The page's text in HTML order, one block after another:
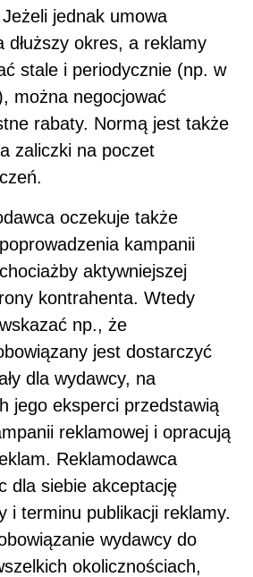
jednak umowa
dłuższy okres, a reklamy
stale i periodycznie (np. w
można negocjować
rabaty. Normą jest także
zaliczki na poczet
oczekuje także
kampanii
aktywniejszej
kontrahenta. Wtedy
np., że
jest dostarczyć
dla wydawcy, na
jego eksperci przedstawią
reklamowej i opracują
Reklamodawca
dla siebie akceptację
i terminu publikacji reklamy.
wydawcy do
okolicznościach,